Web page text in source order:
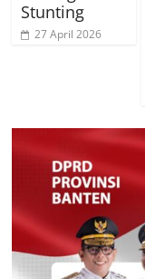
Stunting
27 April 2026